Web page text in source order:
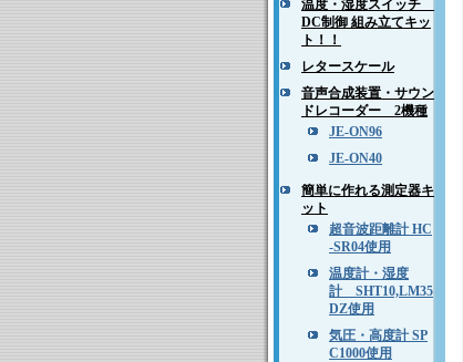
温度・湿度スイッチ
DC制御 組み立てキッ
ト！！
レタースケール
音声合成装置・サウン
ドレコーダー 2機種
JE-ON96
JE-ON40
簡単に作れる測定器キ
ット
超音波距離計 HC
-SR04使用
温度計・湿度
計 SHT10,LM35
DZ使用
気圧・高度計 SP
C1000使用